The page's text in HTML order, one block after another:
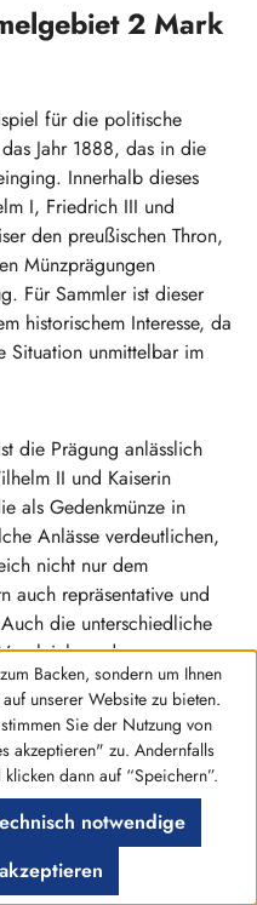
2 Mark
für die politische
Jahr 1888, das in die
Innerhalb dieses
I, Friedrich III und
den preußischen Thron,
Münzprägungen
Für Sammler ist dieser
historischem Interesse, da
Situation unmittelbar im
die Prägung anlässlich
II und Kaiserin
als Gedenkmünze in
Anlässe verdeutlichen,
nicht nur dem
auch repräsentative und
die unterschiedliche
zu den
Identität in der
Solche Details machen
Silbermünzen zu einer
Geschichte.
und Anlässen
zu einem
historische Tiefe mit
Backen, sondern um Ihnen
unserer Website zu bieten.
Sie der Nutzung von
akzeptieren" zu. Andernfalls
dann auf “Speichern”.
notwendige